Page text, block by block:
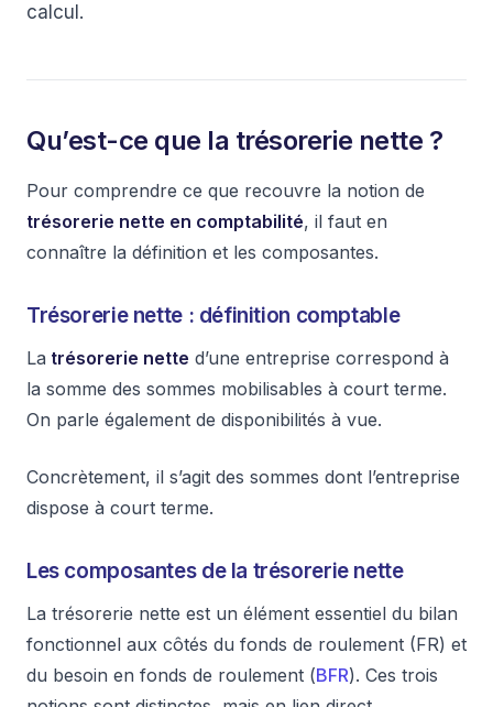
calcul.
Qu’est-ce que la trésorerie nette ?
Pour comprendre ce que recouvre la notion de
trésorerie nette en comptabilité, il faut en
connaître la définition et les composantes.
Trésorerie nette : définition comptable
La trésorerie nette d’une entreprise correspond à
la somme des sommes mobilisables à court terme.
On parle également de disponibilités à vue.
Concrètement, il s’agit des sommes dont l’entreprise
dispose à court terme.
Les composantes de la trésorerie nette
La trésorerie nette est un élément essentiel du bilan
fonctionnel aux côtés du fonds de roulement (FR) et
du besoin en fonds de roulement (BFR). Ces trois